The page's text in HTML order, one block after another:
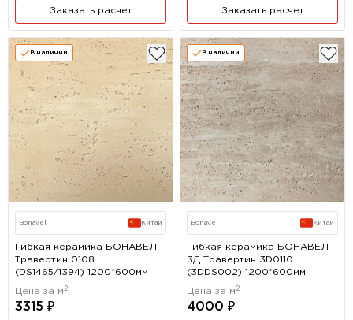
Заказать расчет Заказать расчет
В наличии
Bonavel Китай
Гибкая керамика БОНАВЕЛ
Травертин 0108
(DS1465/1394) 1200*600мм
Цена за м 2
3315 ₽
В наличии
Bonavel Китай
Гибкая керамика БОНАВЕЛ
3Д Травертин 3D0110
(3DDS002) 1200*600мм
Цена за м 2
4000 ₽